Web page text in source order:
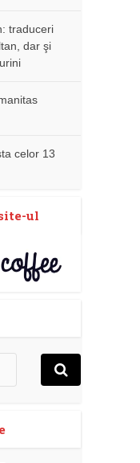
traduceri
dar şi
celor 13
ul